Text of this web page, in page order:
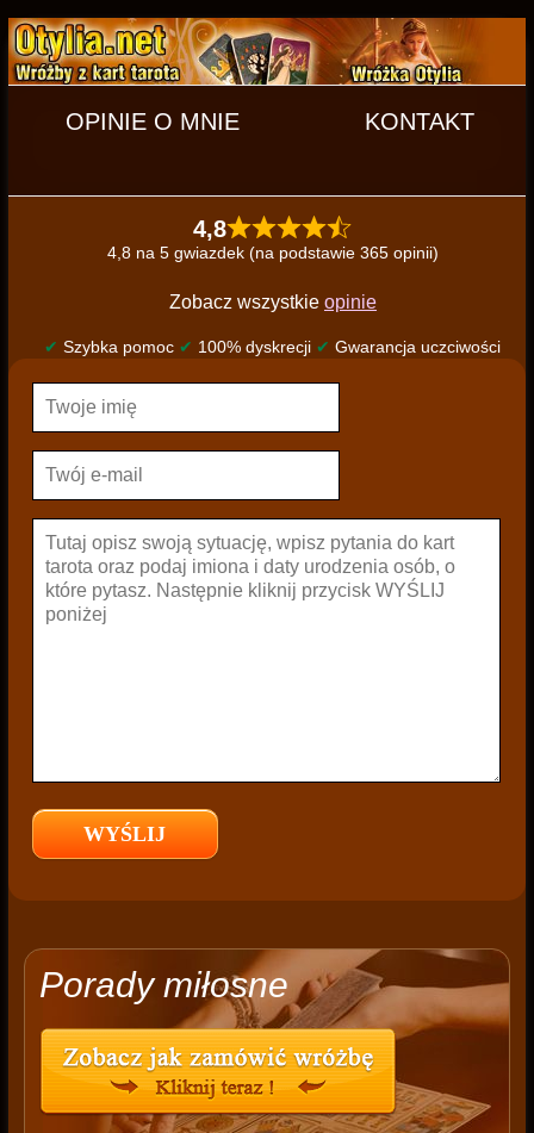
OPINIE O MNIE KONTAKT
4,8
4,8 na 5 gwiazdek (na podstawie 365 opinii)
Zobacz wszystkie opinie
✔ Szybka pomoc ✔ 100% dyskrecji ✔ Gwarancja uczciwości
Porady miłosne